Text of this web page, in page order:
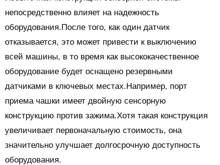
непосредственно влияет на надежность
оборудования.После того, как один датчик
отказывается, это может привести к выключению
всей машины, в то время как высококачественное
оборудование будет оснащено резервными
датчиками в ключевых местах.Например, порт
приема чашки имеет двойную сенсорную
конструкцию против зажима.Хотя такая конструкция
увеличивает первоначальную стоимость, она
значительно улучшает долгосрочную доступность
оборудования.